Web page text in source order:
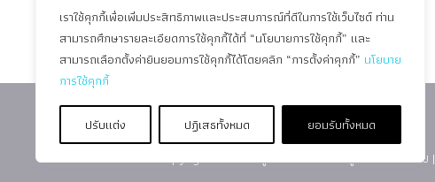
เราใช้คุกกี้เพื่อเพิ่มประสิทธิภาพและประสบการณ์ที่ดีในการใช้เว็บไซต์ ท่าน
สามารถศึกษารายละเอียดการใช้คุกกี้ได้ที่ “นโยบายการใช้คุกกี้” และ
สามารถเลือกตั้งค่ายินยอมการใช้คุกกี้ได้โดยคลิก “การตั้งค่าคุกกี้” นโยบาย
การใช้คุกกี้
ปรับแต่ง ปฏิเสธทั้งหมด ยอมรับทั้งหมด
สภากาชาดไทย ร่วมงานกับเรา
Copyright © 2026 ศูนย์เวชศาสตร์ฟื้นฟู สภากาชาดไทย |